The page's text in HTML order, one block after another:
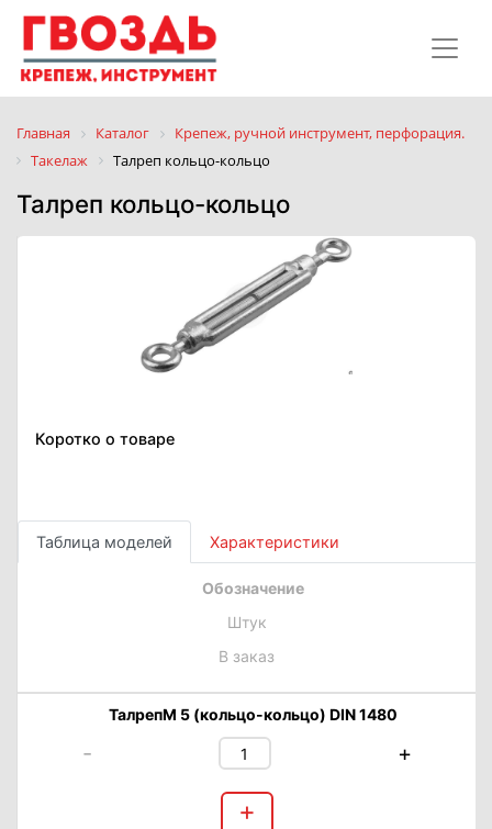
Главная Каталог
Крепеж, ручной инструмент, перфорация.
Такелаж
Талреп кольцо-кольцо
Талреп кольцо-кольцо
Коротко о товаре
Таблица моделей Характеристики
Обозначение
Штук
В заказ
ТалрепМ 5 (кольцо-кольцо) DIN 1480
- +
+